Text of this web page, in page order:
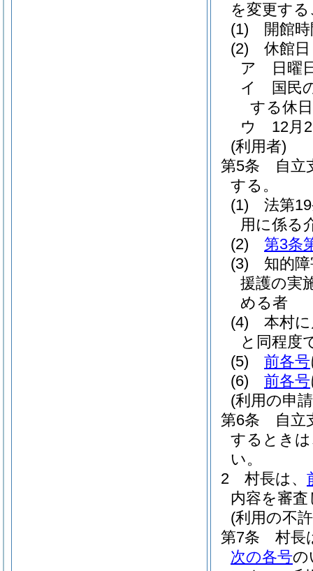
を変更す
(1)
開館
(2)
休館
ア
日曜
イ
国民
する休日
ウ
12月
(利用者)
第5条
自立
する。
(1)
法第
用に係る
(2)
第3条
(3)
知的
援護の実
める者
(4)
本村
と同程度
(5)
前各号
(6)
前各号
(利用の申
第6条
自立
するとき
い。
2
村長は、
内容を審
(利用の不
第7条
村長
次の各号の